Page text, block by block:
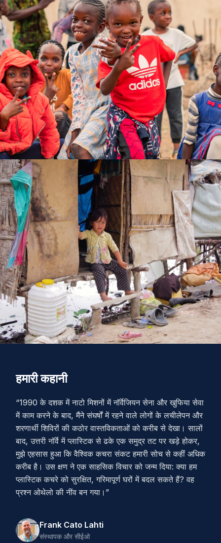
हमारी कहानी
“1990 के दशक में नाटो मिशनों में नॉर्वेजियन सेना और खुफिया सेवा
में काम करने के बाद, मैंने संघर्षों में रहने वाले लोगों के लचीलेपन और
शरणार्थी शिविरों की कठोर वास्तविकताओं को करीब से देखा। सालों
बाद, उत्तरी नॉर्वे में प्लास्टिक से ढके एक समुद्र तट पर खड़े होकर,
मुझे एहसास हुआ कि वैश्विक कचरा संकट हमारी सोच से कहीं अधिक
करीब है। उस क्षण ने एक साहसिक विचार को जन्म दिया: क्या हम
प्लास्टिक कचरे को सुरक्षित, गरिमापूर्ण घरों में बदल सकते हैं? वह
प्रश्न ओथेलो की नींव बन गया। ”
FL
Frank Cato Lahti
संस्थापक और सीईओ